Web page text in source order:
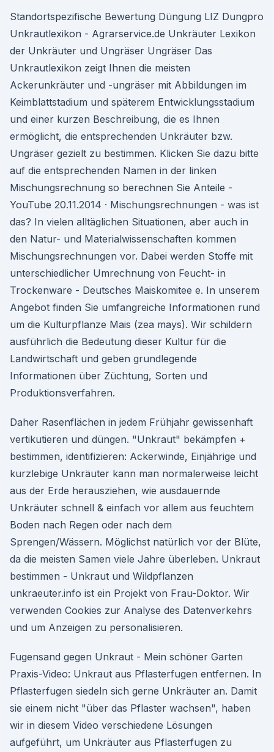
Standortspezifische Bewertung Düngung LIZ Dungpro
Unkrautlexikon - Agrarservice.de Unkräuter Lexikon
der Unkräuter und Ungräser Ungräser Das
Unkrautlexikon zeigt Ihnen die meisten
Ackerunkräuter und -ungräser mit Abbildungen im
Keimblattstadium und späterem Entwicklungsstadium
und einer kurzen Beschreibung, die es Ihnen
ermöglicht, die entsprechenden Unkräuter bzw.
Ungräser gezielt zu bestimmen. Klicken Sie dazu bitte
auf die entsprechenden Namen in der linken
Mischungsrechnung so berechnen Sie Anteile -
YouTube 20.11.2014 · Mischungsrechnungen - was ist
das? In vielen alltäglichen Situationen, aber auch in
den Natur- und Materialwissenschaften kommen
Mischungsrechnungen vor. Dabei werden Stoffe mit
unterschiedlicher Umrechnung von Feucht- in
Trockenware - Deutsches Maiskomitee e. In unserem
Angebot finden Sie umfangreiche Informationen rund
um die Kulturpflanze Mais (zea mays). Wir schildern
ausführlich die Bedeutung dieser Kultur für die
Landwirtschaft und geben grundlegende
Informationen über Züchtung, Sorten und
Produktionsverfahren.
Daher Rasenflächen in jedem Frühjahr gewissenhaft
vertikutieren und düngen. "Unkraut" bekämpfen +
bestimmen, identifizieren: Ackerwinde, Einjährige und
kurzlebige Unkräuter kann man normalerweise leicht
aus der Erde herausziehen, wie ausdauernde
Unkräuter schnell & einfach vor allem aus feuchtem
Boden nach Regen oder nach dem
Sprengen/Wässern. Möglichst natürlich vor der Blüte,
da die meisten Samen viele Jahre überleben. Unkraut
bestimmen - Unkraut und Wildpflanzen
unkraeuter.info ist ein Projekt von Frau-Doktor. Wir
verwenden Cookies zur Analyse des Datenverkehrs
und um Anzeigen zu personalisieren.
Fugensand gegen Unkraut - Mein schöner Garten
Praxis-Video: Unkraut aus Pflasterfugen entfernen. In
Pflasterfugen siedeln sich gerne Unkräuter an. Damit
sie einem nicht "über das Pflaster wachsen", haben
wir in diesem Video verschiedene Lösungen
aufgeführt, um Unkräuter aus Pflasterfugen zu